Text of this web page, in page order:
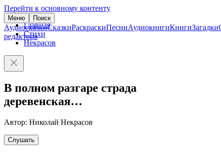
Перейти к основному контенту
Меню Поиск
АудиосказкиСказкиРаскраскиПесниАудиокнигиКнигиЗагадки
редактора
Главная
Стихи
Некрасов
В полном разгаре страда
деревенская…
Автор: Николай Некрасов
Слушать